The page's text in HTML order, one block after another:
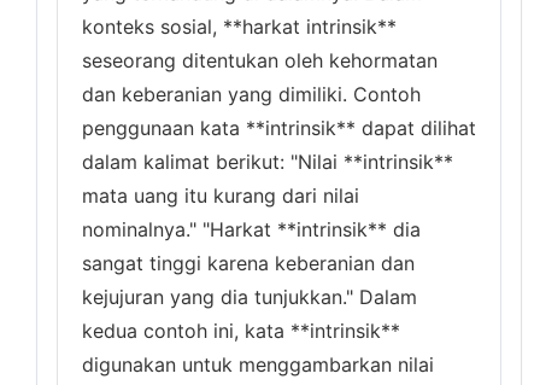
konteks sosial, **harkat intrinsik**
seseorang ditentukan oleh kehormatan
dan keberanian yang dimiliki. Contoh
penggunaan kata **intrinsik** dapat dilihat
dalam kalimat berikut: "Nilai **intrinsik**
mata uang itu kurang dari nilai
nominalnya." "Harkat **intrinsik** dia
sangat tinggi karena keberanian dan
kejujuran yang dia tunjukkan." Dalam
kedua contoh ini, kata **intrinsik**
digunakan untuk menggambarkan nilai